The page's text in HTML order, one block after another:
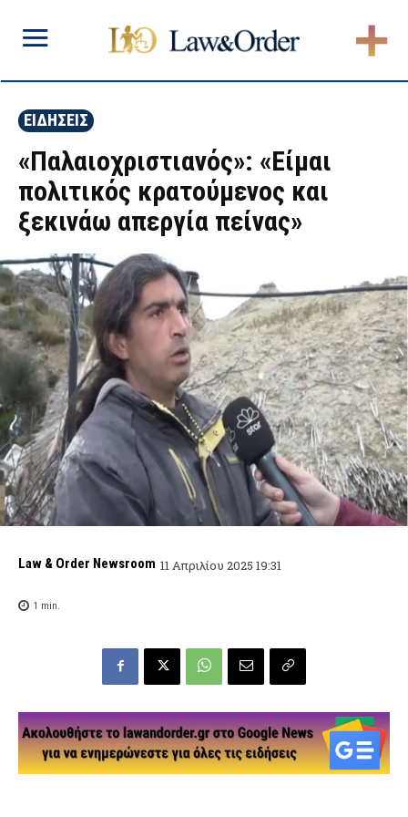
ΕΙΔΗΣΕΙΣ
«Παλαιοχριστιανός»: «Είμαι
πολιτικός κρατούμενος και
ξεκινάω απεργία πείνας»
Law & Order Newsroom 11 Απριλίου 2025 19:31
1 min.